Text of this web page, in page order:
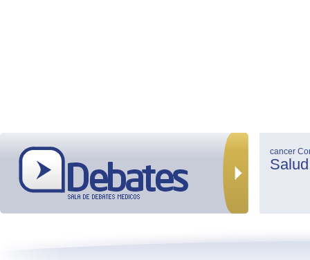
cancer
Salud